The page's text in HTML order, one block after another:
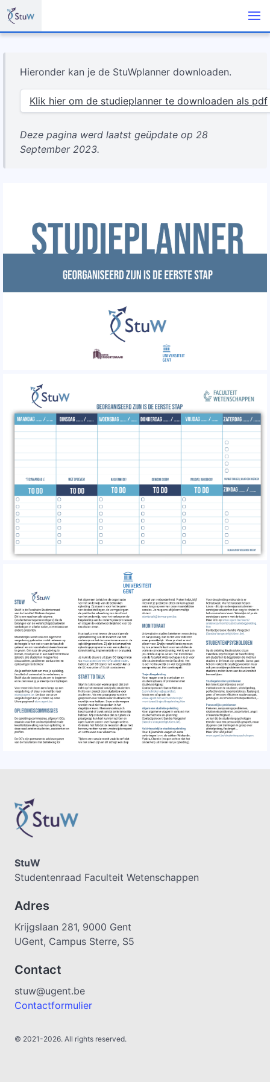
Hieronder kan je de StuWplanner downloaden.
Klik hier om de studieplanner te downloaden als pdf
Deze pagina werd laatst geüpdate op 28
September 2023.
StuW
Studentenraad Faculteit Wetenschappen
Adres
Krijgslaan 281, 9000 Gent
UGent, Campus Sterre, S5
Contact
stuw@ugent.be
Contactformulier
© 2021-2026. All rights reserved.